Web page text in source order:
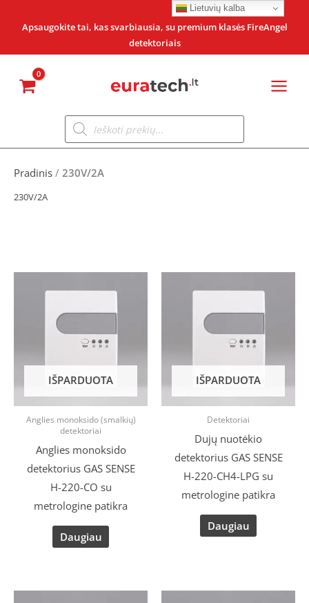
Apsaugokite tai, kas svarbiausia, su premium klasės FireAngel
detektoriais
Products
search
Pradinis / 230V/2A
230V/2A
IŠPARDUOTA
Anglies monoksido (smalkių)
detektoriai
Anglies monoksido
detektorius GAS SENSE
H-220-CO su
metrologine patikra
Daugiau
IŠPARDUOTA
Detektoriai
Dujų nuotėkio
detektorius GAS SENSE
H-220-CH4-LPG su
metrologine patikra
Daugiau
Lietuvių kalba